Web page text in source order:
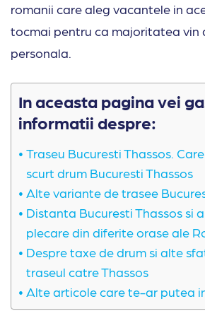
romanii care aleg vacantele in
tocmai pentru ca majoritatea vin
personala.
In aceasta pagina vei
informatii despre:
Traseu Bucuresti Thassos.
scurt drum Bucuresti Thassos
Alte variante de trasee
Distanta Bucuresti Thassos si
plecare din diferite orase ale
Despre taxe de drum si alte
traseul catre Thassos
Alte articole care te-ar putea